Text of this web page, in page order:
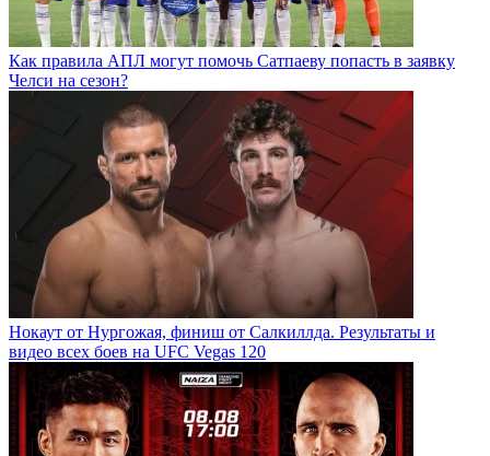
Как правила АПЛ могут помочь Сатпаеву попасть в заявку
Челси на сезон?
Нокаут от Нургожая, финиш от Салкиллда. Результаты и
видео всех боев на UFC Vegas 120